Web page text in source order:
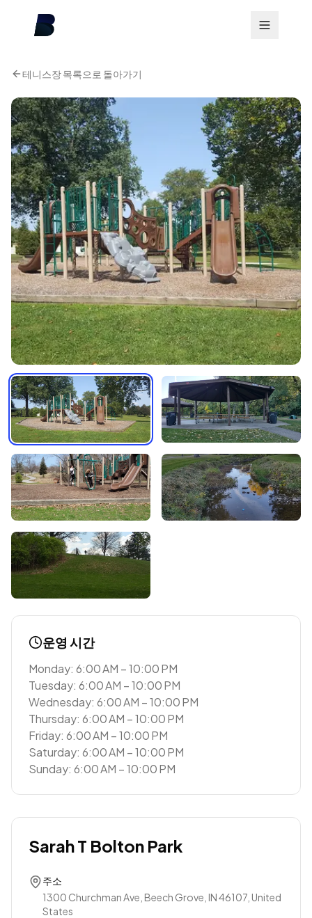
테니스장 목록으로 돌아가기
운영 시간
Monday: 6:00 AM – 10:00 PM
Tuesday: 6:00 AM – 10:00 PM
Wednesday: 6:00 AM – 10:00 PM
Thursday: 6:00 AM – 10:00 PM
Friday: 6:00 AM – 10:00 PM
Saturday: 6:00 AM – 10:00 PM
Sunday: 6:00 AM – 10:00 PM
Sarah T Bolton Park
주소
1300 Churchman Ave, Beech Grove, IN 46107, United
States